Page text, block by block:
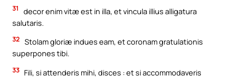
31
decor enim vitæ est in illa, et vincula illius alligatura
salutaris.
32 Stolam gloriæ indues eam, et coronam gratulationis
superpones tibi.
33 Fili, si attenderis mihi, disces : et si accommodaveris